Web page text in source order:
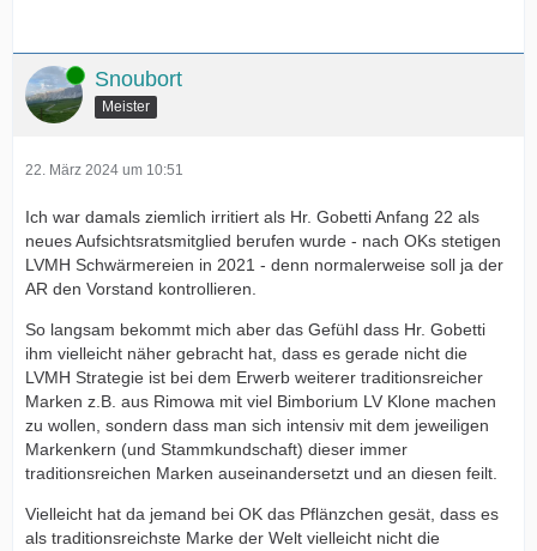
Online Snoubort
Meister
22. März 2024 um 10:51
Ich war damals ziemlich irritiert als Hr. Gobetti Anfang 22 als
neues Aufsichtsratsmitglied berufen wurde - nach OKs stetigen
LVMH Schwärmereien in 2021 - denn normalerweise soll ja der
AR den Vorstand kontrollieren.
So langsam bekommt mich aber das Gefühl dass Hr. Gobetti
ihm vielleicht näher gebracht hat, dass es gerade nicht die
LVMH Strategie ist bei dem Erwerb weiterer traditionsreicher
Marken z.B. aus Rimowa mit viel Bimborium LV Klone machen
zu wollen, sondern dass man sich intensiv mit dem jeweiligen
Markenkern (und Stammkundschaft) dieser immer
traditionsreichen Marken auseinandersetzt und an diesen feilt.
Vielleicht hat da jemand bei OK das Pflänzchen gesät, dass es
als traditionsreichste Marke der Welt vielleicht nicht die